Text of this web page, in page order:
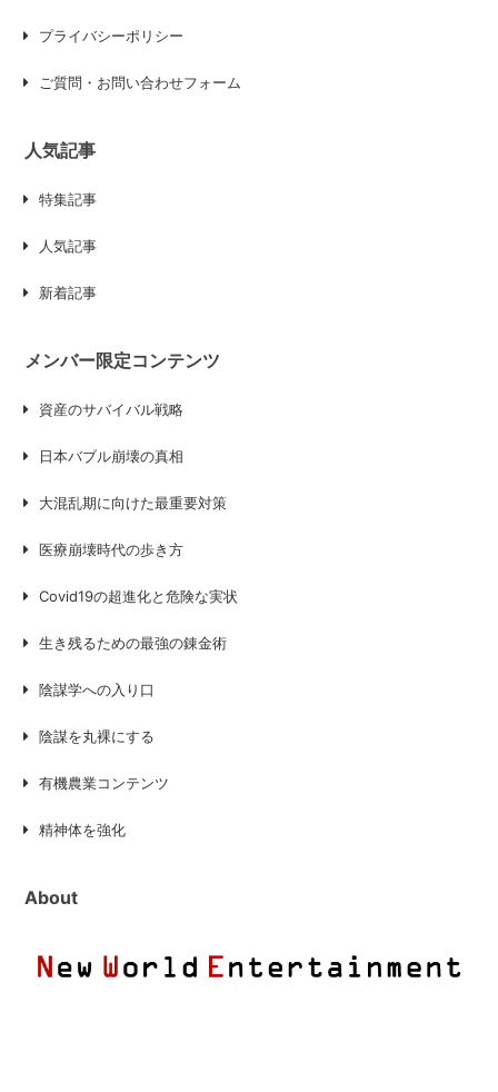
プライバシーポリシー
ご質問・お問い合わせフォーム
人気記事
特集記事
人気記事
新着記事
メンバー限定コンテンツ
資産のサバイバル戦略
日本バブル崩壊の真相
大混乱期に向けた最重要対策
医療崩壊時代の歩き方
Covid19の超進化と危険な実状
生き残るための最強の錬金術
陰謀学への入り口
陰謀を丸裸にする
有機農業コンテンツ
精神体を強化
About